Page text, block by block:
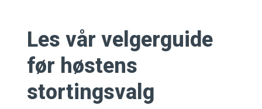
Les vår velgerguide
før høstens
stortingsvalg